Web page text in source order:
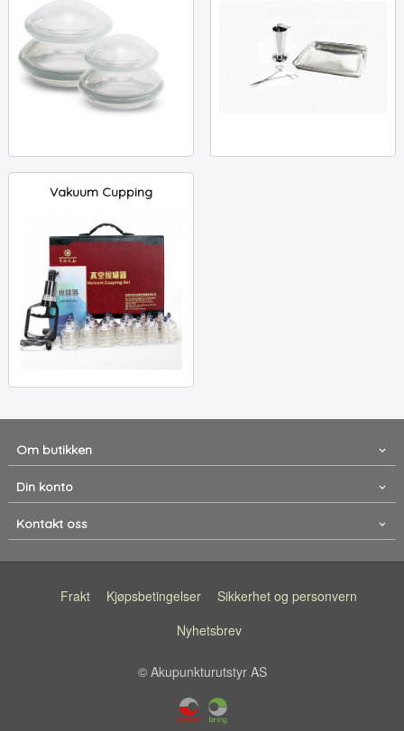
Vakuum Cupping
Om butikken
Din konto
Kontakt oss
Frakt Kjøpsbetingelser
Sikkerhet og personvern
Nyhetsbrev
© Akupunkturutstyr AS